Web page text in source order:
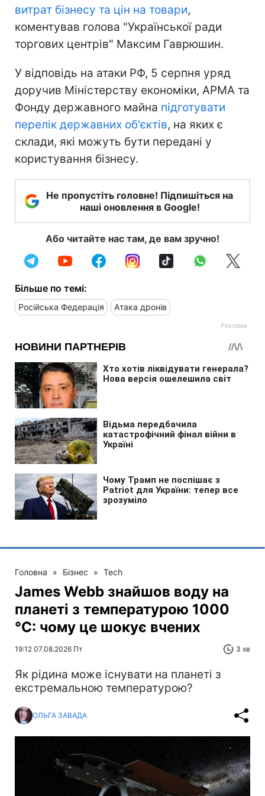
витрат бізнесу та цін на товари,
коментував голова "Української ради
торгових центрів" Максим Гаврюшин.
У відповідь на атаки РФ, 5 серпня уряд
доручив Міністерству економіки, АРМА та
Фонду державного майна підготувати
перелік державних об'єктів, на яких є
склади, які можуть бути передані у
користування бізнесу.
Не пропустіть головне! Підпишіться на
наші оновлення в Google!
Або читайте нас там, де вам зручно!
Більше по темі:
Російська Федерація Атака дронів
Головна » Бізнес » Tech
James Webb знайшов воду на
планеті з температурою 1000
°C: чому це шокує вчених
19:12 07.08.2026 Пт 3 хв
Як рідина може існувати на планеті з
екстремальною температурою?
ОЛЬГА ЗАВАДА